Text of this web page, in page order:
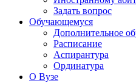
Задать вопрос
Обучающемуся
Дополнительное
Расписание
Аспирантура
Ординатура
О Вузе